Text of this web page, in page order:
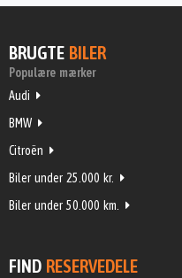
BRUGTE BILER
Populære mærker
Audi
BMW
Citroën
Biler under 25.000 kr.
Biler under 50.000 km.
FIND RESERVEDELE